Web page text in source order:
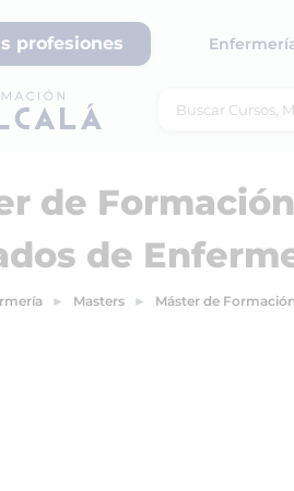
profesiones
de
de
Masters Máster de